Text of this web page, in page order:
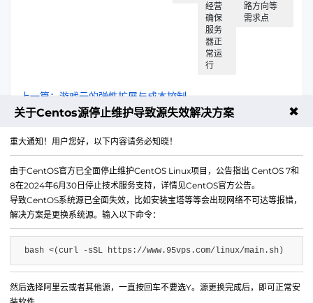
经营
确保
服务
器正
常运
行
路方向等
需求点
上一篇：游戏云的弹性扩展与成本控制​
微信公众号
关于Centos源停止维护导致源失效解决方案 ✖
重大通知！用户您好，以下内容请务必知晓！
由于CentOS官方已全面停止维护CentOS Linux项目，公告指出 CentOS 7和
8在2024年6月30日停止技术服务支持，详情见CentOS官方公告。
导致CentOS系统源已全面失效，比如安装宝塔等等会出现网络不可达等报错，
解决方案是更换系统源。输入以下命令：
bash <(curl -sSL https://www.95vps.com/linux/main.sh)
然后选择阿里云或者其他源，一直按回车不要选Y。源更换完成后，即可正常安